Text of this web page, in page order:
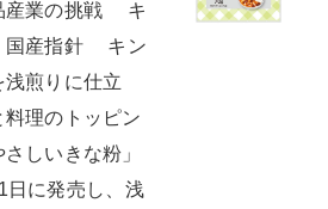
産業の挑戦 キ
国産指針 キン
煎りに仕立
理のトッピン
しいきな粉」
日に発売し、浅